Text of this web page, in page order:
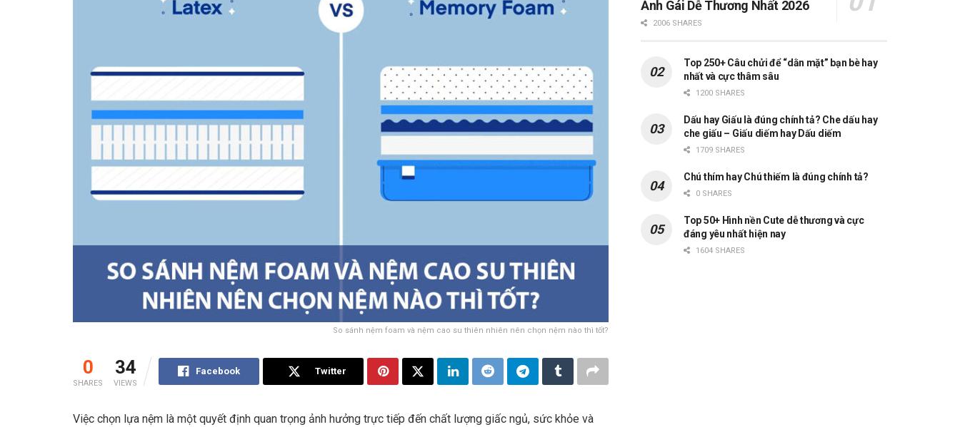
So sánh nệm foam và nệm cao su thiên nhiên nên chọn nệm nào thì tốt?
0
SHARES
34
VIEWS
Facebook Twitter
Việc chọn lựa nệm là một quyết định quan trọng ảnh hưởng trực tiếp đến chất lượng giấc ngủ, sức khỏe và
Ảnh Gái Dễ Thương Nhất 2026
2006 SHARES
Top 250+ Câu chửi để “dằn mặt” bạn bè hay
nhất và cực thâm sâu
1200 SHARES
Dấu hay Giấu là đúng chính tả? Che dấu hay
che giấu – Giấu diếm hay Dấu diếm
1709 SHARES
Chú thím hay Chú thiếm là đúng chính tả?
0 SHARES
Top 50+ Hình nền Cute dễ thương và cực
đáng yêu nhất hiện nay
1604 SHARES